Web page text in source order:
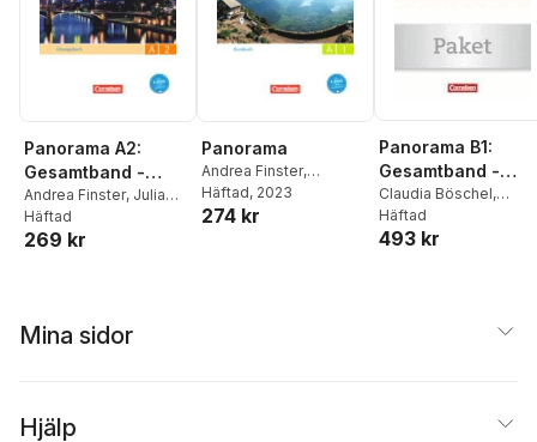
Panorama A2:
Gesamtband -
Übungsbuch DaF -
Mit PagePlayer-App
inkl. Audios
Andrea Finster, Julia
Michaux-Stander
Verena Paar-
Häftad
269 kr
Panorama
Andrea Finster,
Friederike Jin
Paar-Grünbichler
Häftad, 2023
274 kr
Panorama B1:
Gesamtband -
Kursbuch und
Übungsbuch DaZ
Claudia Böschel,
Andrea Finster
Friederike Jin
Häftad
493 kr
Mina sidor
Hjälp